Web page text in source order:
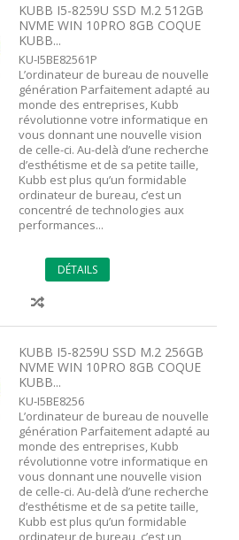
KUBB I5-8259U SSD M.2 512GB
NVME WIN 10PRO 8GB COQUE
KUBB...
KU-I5BE82561P
L’ordinateur de bureau de nouvelle
génération Parfaitement adapté au
monde des entreprises, Kubb
révolutionne votre informatique en
vous donnant une nouvelle vision
de celle-ci. Au-delà d’une recherche
d’esthétisme et de sa petite taille,
Kubb est plus qu’un formidable
ordinateur de bureau, c’est un
concentré de technologies aux
performances...
DÉTAILS
KUBB I5-8259U SSD M.2 256GB
NVME WIN 10PRO 8GB COQUE
KUBB...
KU-I5BE8256
L’ordinateur de bureau de nouvelle
génération Parfaitement adapté au
monde des entreprises, Kubb
révolutionne votre informatique en
vous donnant une nouvelle vision
de celle-ci. Au-delà d’une recherche
d’esthétisme et de sa petite taille,
Kubb est plus qu’un formidable
ordinateur de bureau, c’est un